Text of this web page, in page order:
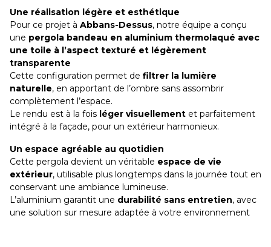
Une réalisation légère et esthétique
Pour ce projet à Abbans-Dessus, notre équipe a conçu
une pergola bandeau en aluminium thermolaqué avec
une toile à l’aspect texturé et légèrement
transparente
Cette configuration permet de filtrer la lumière
naturelle, en apportant de l’ombre sans assombrir
complètement l’espace.
Le rendu est à la fois léger visuellement et parfaitement
intégré à la façade, pour un extérieur harmonieux.
Un espace agréable au quotidien
Cette pergola devient un véritable espace de vie
extérieur, utilisable plus longtemps dans la journée tout en
conservant une ambiance lumineuse.
L’aluminium garantit une durabilité sans entretien, avec
une solution sur mesure adaptée à votre environnement